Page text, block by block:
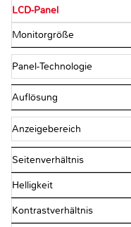
LCD-Panel
Monitorgröße
Panel-Technologie
Auflösung
Anzeigebereich
Seitenverhältnis
Helligkeit
Kontrastverhältnis